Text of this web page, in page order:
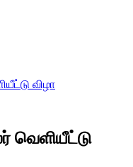
விழா
வெளியீட்டு